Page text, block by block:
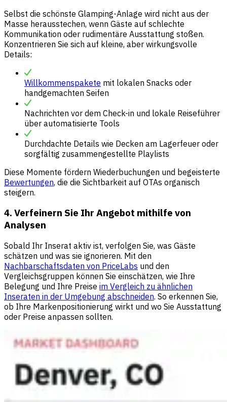
Selbst die schönste Glamping-Anlage wird nicht aus der
Masse herausstechen, wenn Gäste auf schlechte
Kommunikation oder rudimentäre Ausstattung stoßen.
Konzentrieren Sie sich auf kleine, aber wirkungsvolle
Details:
Willkommenspakete mit lokalen Snacks oder
handgemachten Seifen
Nachrichten vor dem Check-in und lokale Reiseführer
über automatisierte Tools
Durchdachte Details wie Decken am Lagerfeuer oder
sorgfältig zusammengestellte Playlists
Diese Momente fördern Wiederbuchungen und begeisterte
Bewertungen, die die Sichtbarkeit auf OTAs organisch
steigern.
4. Verfeinern Sie Ihr Angebot mithilfe von
Analysen
Sobald Ihr Inserat aktiv ist, verfolgen Sie, was Gäste
schätzen und was sie ignorieren. Mit den
Nachbarschaftsdaten von PriceLabs und den
Vergleichsgruppen können Sie einschätzen, wie Ihre
Belegung und Ihre Preise im Vergleich zu ähnlichen
Inseraten in der Umgebung abschneiden. So erkennen Sie,
ob Ihre Markenpositionierung wirkt und wo Sie Ausstattung
oder Preise anpassen sollten.